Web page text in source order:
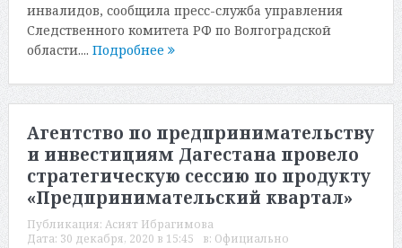
инвалидов, сообщила пресс-служба управления
Следственного комитета РФ по Волгоградской
области.... Подробнее
Агентство по предпринимательству
и инвестициям Дагестана провело
стратегическую сессию по продукту
«Предпринимательский квартал»
Публикация: Асият Ибрагимова
Дата: 30 декабря, 2020 в 15:45 в: Официально